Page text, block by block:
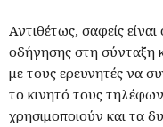
Αντιθέτως, σαφείς είναι
οδήγησης στη σύνταξη
με τους ερευνητές να
το κινητό τους
χρησιμοποιούν και τα